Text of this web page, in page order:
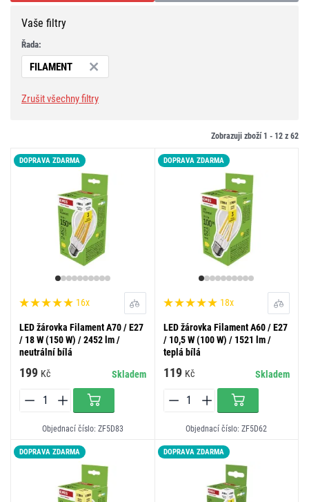
Vaše filtry
Řada:
FILAMENT
Zrušit všechny filtry
Zobrazuji zboží 1 - 12 z 62
DOPRAVA ZDARMA
16x
LED žárovka Filament A70 / E27
/ 18 W (150 W) / 2452 lm /
neutrální bílá
199 Kč Skladem
Objednací číslo: ZF5D83
DOPRAVA ZDARMA
18x
LED žárovka Filament A60 / E27
/ 10,5 W (100 W) / 1521 lm /
teplá bílá
119 Kč Skladem
Objednací číslo: ZF5D62
DOPRAVA ZDARMA DOPRAVA ZDARMA